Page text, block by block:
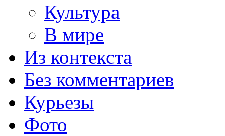
Культура
В мире
Из контекста
Без комментариев
Курьезы
Фото